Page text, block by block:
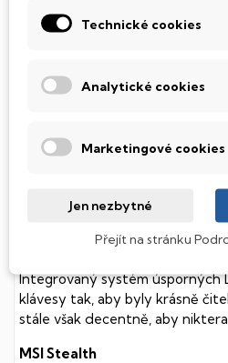
Tento notebook je vybaven
součástmi a je tak
mnohemrychlejšípráci s daty.
Podsvícená klávesnice
Integrovaný systém úsporných
klávesy tak, aby byly krásně
stále však decentně, aby
MSI Stealth
Technické cookies
Analytické cookies
Marketingové cookies
Jen nezbytné
Přejít na stránku